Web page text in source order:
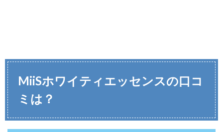
MiiSホワイティエッセンスの口コ
ミは？